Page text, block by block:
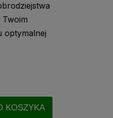
optymalnej
KOSZYKA